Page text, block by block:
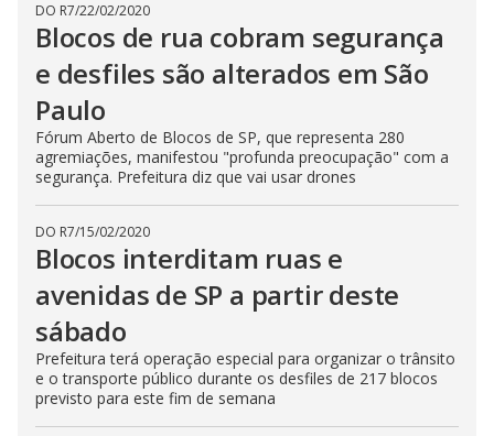
DO R7/22/02/2020
Blocos de rua cobram segurança
e desfiles são alterados em São
Paulo
Fórum Aberto de Blocos de SP, que representa 280
agremiações, manifestou "profunda preocupação" com a
segurança. Prefeitura diz que vai usar drones
DO R7/15/02/2020
Blocos interditam ruas e
avenidas de SP a partir deste
sábado
Prefeitura terá operação especial para organizar o trânsito
e o transporte público durante os desfiles de 217 blocos
previsto para este fim de semana